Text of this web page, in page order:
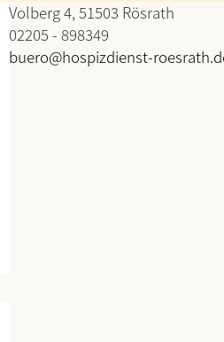
Volberg 4, 51503 Rösrath
02205 - 898349
buero@hospizdienst-